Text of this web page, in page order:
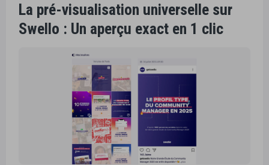
La pré-visualisation universelle sur
Swello : Un aperçu exact en 1 clic